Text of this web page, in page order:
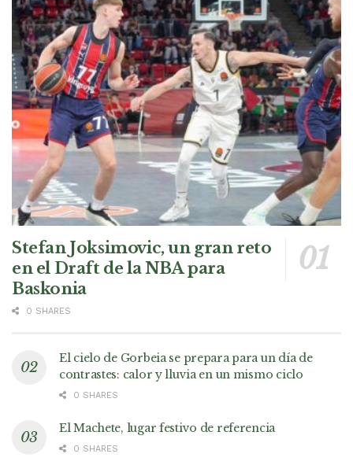
Stefan Joksimovic, un gran reto
en el Draft de la NBA para
Baskonia
0 SHARES
El cielo de Gorbeia se prepara para un día de
contrastes: calor y lluvia en un mismo ciclo
0 SHARES
El Machete, lugar festivo de referencia
0 SHARES